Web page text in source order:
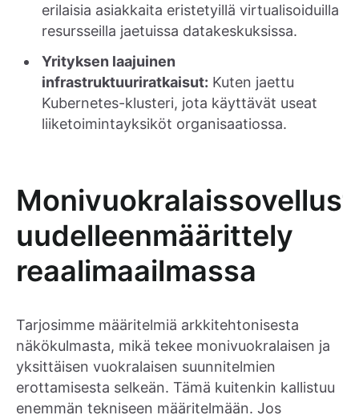
erilaisia asiakkaita eristetyillä virtualisoiduilla
resursseilla jaetuissa datakeskuksissa.
Yrityksen laajuinen
infrastruktuuriratkaisut: Kuten jaettu
Kubernetes-klusteri, jota käyttävät useat
liiketoimintayksiköt organisaatiossa.
uudelleenmäärittely
reaalimaailmassa
Tarjosimme määritelmiä arkkitehtonisesta
näkökulmasta, mikä tekee monivuokralaisen ja
yksittäisen vuokralaisen suunnitelmien
erottamisesta selkeän. Tämä kuitenkin kallistuu
enemmän tekniseen määritelmään. Jos